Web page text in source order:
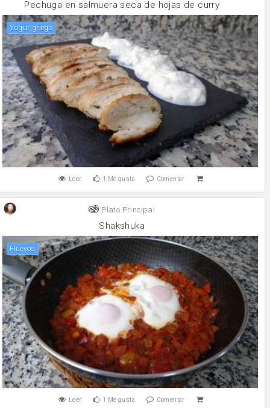
Pechuga en salmuera seca de hojas de curry
yogur griego
Leer 1 Me gusta Comentar
Plato Principal
Shakshuka
huevos
Leer 1 Me gusta Comentar